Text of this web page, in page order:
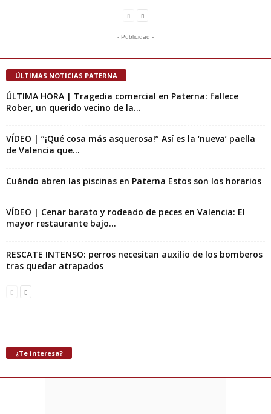
- Publicidad -
ÚLTIMAS NOTICIAS PATERNA
ÚLTIMA HORA | Tragedia comercial en Paterna: fallece
Rober, un querido vecino de la...
VÍDEO | “¡Qué cosa más asquerosa!” Así es la ‘nueva’ paella
de Valencia que...
Cuándo abren las piscinas en Paterna Estos son los horarios
VÍDEO | Cenar barato y rodeado de peces en Valencia: El
mayor restaurante bajo...
RESCATE INTENSO: perros necesitan auxilio de los bomberos
tras quedar atrapados
¿Te interesa?